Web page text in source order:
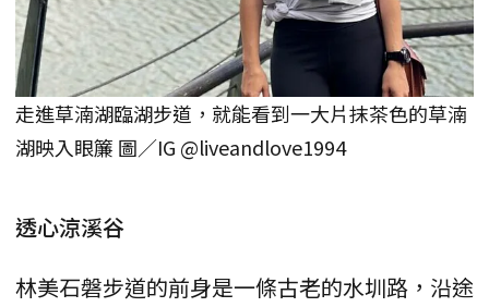
走進草湳湖臨湖步道，就能看到一大片抹茶色的草湳
湖映入眼簾 圖／IG @liveandlove1994
透心涼溪谷
林美石磐步道的前身是一條古老的水圳路，沿途